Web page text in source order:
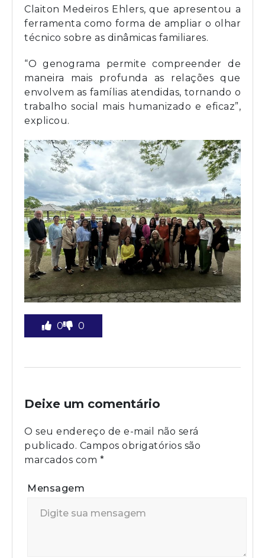
Claiton Medeiros Ehlers, que apresentou a
ferramenta como forma de ampliar o olhar
técnico sobre as dinâmicas familiares.
“O genograma permite compreender de
maneira mais profunda as relações que
envolvem as famílias atendidas, tornando o
trabalho social mais humanizado e eficaz”,
explicou.
0 0
Deixe um comentário
O seu endereço de e-mail não será
publicado. Campos obrigatórios são
marcados com *
Mensagem